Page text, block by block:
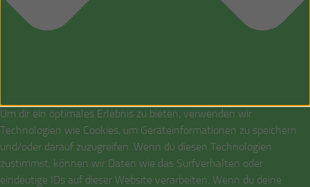
Um dir ein optimales Erlebnis zu bieten, verwenden wir
Technologien wie Cookies, um Geräteinformationen zu speichern
und/oder darauf zuzugreifen. Wenn du diesen Technologien
zustimmst, können wir Daten wie das Surfverhalten oder
eindeutige IDs auf dieser Website verarbeiten. Wenn du deine